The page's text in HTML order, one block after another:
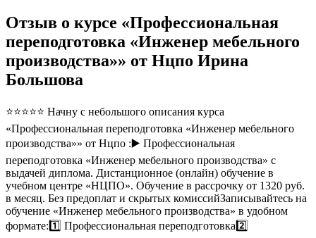
Отзыв о курсе «Профессиональная
переподготовка «Инженер мебельного
производства»» от Нцпо Ирина
Большова
⭐⭐⭐⭐⭐ Начну с небольшого описания курса
«Профессиональная переподготовка «Инженер мебельного
производства»» от Нцпо :▶️ Профессиональная
переподготовка «Инженер мебельного производства» с
выдачей диплома. Дистанционное (онлайн) обучение в
учебном центре «НЦПО». Обучение в рассрочку от 1320 руб.
в месяц. Без предоплат и скрытых комиссийЗаписывайтесь на
обучение «Инженер мебельного производства» в удобном
формате:1️⃣ Профессиональная переподготовка2️⃣